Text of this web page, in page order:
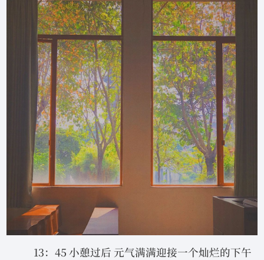
13：45 小憩过后 元气满满迎接一个灿烂的下午